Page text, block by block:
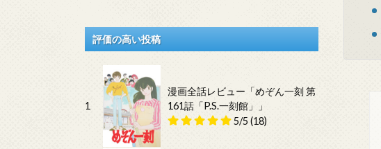
評価の高い投稿
1
漫画全話レビュー「めぞん一刻 第
161話「P.S.一刻館」」
5/5 (18)